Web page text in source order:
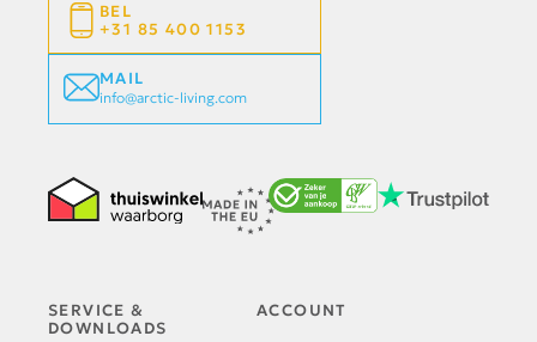
BEL
+31 85 400 1153
MAIL
info@arctic-living.com
SERVICE &
DOWNLOADS
ACCOUNT